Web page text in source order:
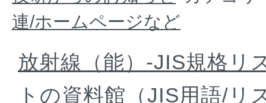
連/ホームページなど
放射線（能）-JIS規格リ
ト の資料館（JIS用語/リ